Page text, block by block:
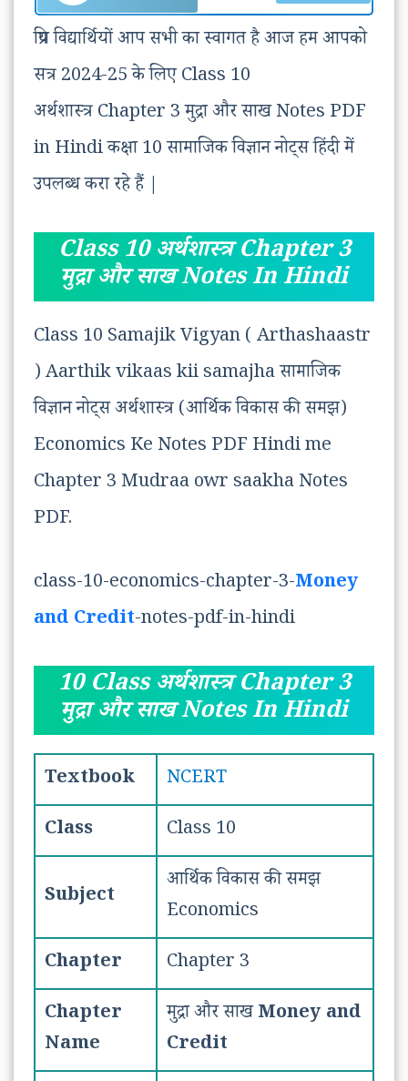
प्रिय विद्यार्थियों आप सभी का स्वागत है आज हम आपको
सत्र 2024-25 के लिए Class 10
अर्थशास्त्र Chapter 3 मुद्रा और साख Notes PDF
in Hindi कक्षा 10 सामाजिक विज्ञान नोट्स हिंदी में
उपलब्ध करा रहे हैं |
Class 10 अर्थशास्त्र Chapter 3
मुद्रा और साख Notes In Hindi
Class 10 Samajik Vigyan ( Arthashaastr
) Aarthik vikaas kii samajha सामाजिक
विज्ञान नोट्स अर्थशास्त्र (आर्थिक विकास की समझ)
Economics Ke Notes PDF Hindi me
Chapter 3 Mudraa owr saakha Notes
PDF.
class-10-economics-chapter-3-Money
and Credit-notes-pdf-in-hindi
10 Class अर्थशास्त्र Chapter 3
मुद्रा और साख Notes In Hindi
Textbook
NCERT
Class
Class 10
Subject
आर्थिक विकास की समझ
Economics
Chapter
Chapter 3
Chapter
Name
मुद्रा और साखMoney and
Credit